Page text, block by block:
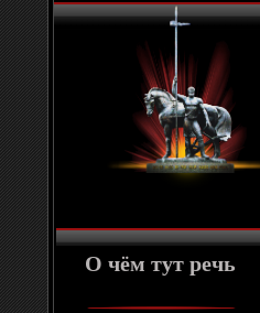
О чём тут речь